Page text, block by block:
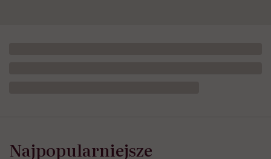
Najpopularniejsze